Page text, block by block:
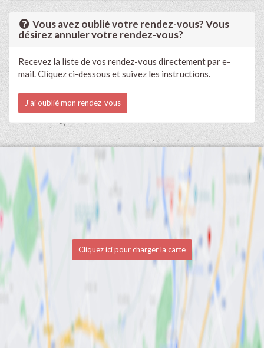
Vous avez oublié votre rendez-vous? Vous
désirez annuler votre rendez-vous?
Recevez la liste de vos rendez-vous directement par e-
mail. Cliquez ci-dessous et suivez les instructions.
J'ai oublié mon rendez-vous
Cliquez ici pour charger la carte